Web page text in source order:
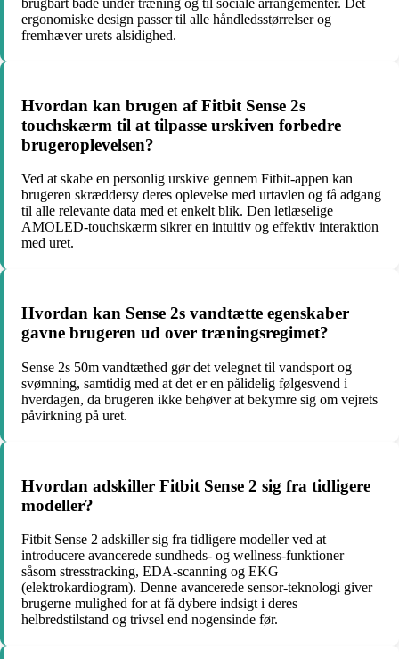
brugbart både under træning og til sociale arrangementer. Det
ergonomiske design passer til alle håndledsstørrelser og
fremhæver urets alsidighed.
Hvordan kan brugen af Fitbit Sense 2s
touchskærm til at tilpasse urskiven forbedre
brugeroplevelsen?
Ved at skabe en personlig urskive gennem Fitbit-appen kan
brugeren skræddersy deres oplevelse med urtavlen og få adgang
til alle relevante data med et enkelt blik. Den letlæselige
AMOLED-touchskærm sikrer en intuitiv og effektiv interaktion
med uret.
Hvordan kan Sense 2s vandtætte egenskaber
gavne brugeren ud over træningsregimet?
Sense 2s 50m vandtæthed gør det velegnet til vandsport og
svømning, samtidig med at det er en pålidelig følgesvend i
hverdagen, da brugeren ikke behøver at bekymre sig om vejrets
påvirkning på uret.
Hvordan adskiller Fitbit Sense 2 sig fra tidligere
modeller?
Fitbit Sense 2 adskiller sig fra tidligere modeller ved at
introducere avancerede sundheds- og wellness-funktioner
såsom stresstracking, EDA-scanning og EKG
(elektrokardiogram). Denne avancerede sensor-teknologi giver
brugerne mulighed for at få dybere indsigt i deres
helbredstilstand og trivsel end nogensinde før.